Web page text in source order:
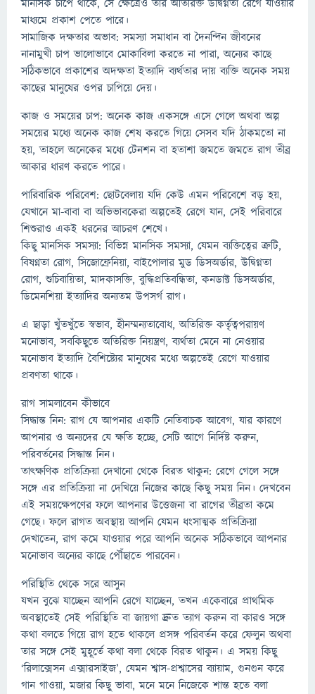
মানসিক চাপে থাকে, সে ক্ষেত্রেও তার অতিরিক্ত উদ্বিগ্নতা রেগে যাওয়ার
মাধ্যমে প্রকাশ পেতে পারে।
সামাজিক দক্ষতার অভাব: সমস্যা সমাধান বা দৈনন্দিন জীবনের
নানামুখী চাপ ভালোভাবে মোকাবিলা করতে না পারা, অন্যের কাছে
সঠিকভাবে প্রকাশের অদক্ষতা ইত্যাদি ব্যর্থতার দায় ব্যক্তি অনেক সময়
কাছের মানুষের ওপর চাপিয়ে দেয়।
কাজ ও সময়ের চাপ: অনেক কাজ একসঙ্গে এসে গেলে অথবা অল্প
সময়ের মধ্যে অনেক কাজ শেষ করতে গিয়ে সেসব যদি ঠাকমতো না
হয়, তাহলে অনেকের মধ্যে টেনশন বা হতাশা জমতে জমতে রাগ তীব্র
আকার ধারণ করতে পারে।
পারিবারিক পরিবেশ: ছোটবেলায় যদি কেউ এমন পরিবেশে বড় হয়,
যেখানে মা-বাবা বা অভিভাবকেরা অল্পতেই রেগে যান, সেই পরিবারে
শিশুরাও একই ধরনের আচরণ শেখে।
কিছু মানসিক সমস্যা: বিভিন্ন মানসিক সমস্যা, যেমন ব্যক্তিত্বের ত্রুটি,
বিষণ্নতা রোগ, সিজোফ্রেনিয়া, বাইপোলার মুড ডিসঅর্ডার, উদ্বিগ্নতা
রোগ, শুচিবায়িতা, মাদকাসক্তি, বুদ্ধিপ্রতিবন্ধিতা, কনডাক্ট ডিসঅর্ডার,
ডিমেনশিয়া ইত্যাদির অন্যতম উপসর্গ রাগ।
এ ছাড়া খুঁতখুঁতে স্বভাব, হীনম্মন্যতাবোধ, অতিরিক্ত কর্তৃত্বপরায়ণ
মনোভাব, সবকিছুতে অতিরিক্ত নিয়ন্ত্রণ, ব্যর্থতা মেনে না নেওয়ার
মনোভাব ইত্যাদি বৈশিষ্ট্যের মানুষের মধ্যে অল্পতেই রেগে যাওয়ার
প্রবণতা থাকে।
রাগ সামলাবেন কীভাবে
সিদ্ধান্ত নিন: রাগ যে আপনার একটি নেতিবাচক আবেগ, যার কারণে
আপনার ও অন্যদের যে ক্ষতি হচ্ছে, সেটি আগে নির্দিষ্ট করুন,
পরিবর্তনের সিদ্ধান্ত নিন।
তাত্ক্ষণিক প্রতিক্রিয়া দেখানো থেকে বিরত থাকুন: রেগে গেলে সঙ্গে
সঙ্গে এর প্রতিক্রিয়া না দেখিয়ে নিজের কাছে কিছু সময় নিন। দেখবেন
এই সময়ক্ষেপণের ফলে আপনার উত্তেজনা বা রাগের তীব্রতা কমে
গেছে। ফলে রাগত অবস্থায় আপনি যেমন ধংসাত্মক প্রতিক্রিয়া
দেখাতেন, রাগ কমে যাওয়ার পরে আপনি অনেক সঠিকভাবে আপনার
মনোভাব অন্যের কাছে পৌঁছাতে পারবেন।
পরিস্থিতি থেকে সরে আসুন
যখন বুঝে যাচ্ছেন আপনি রেগে যাচ্ছেন, তখন একেবারে প্রাথমিক
অবস্থাতেই সেই পরিস্থিতি বা জায়গা দ্রুত ত্যাগ করুন বা কারও সঙ্গে
কথা বলতে গিয়ে রাগ হতে থাকলে প্রসঙ্গ পরিবর্তন করে ফেলুন অথবা
তার সঙ্গে সেই মুহূর্তে কথা বলা থেকে বিরত থাকুন। এ সময় কিছু
‘রিলাক্সেসন এক্সারসাইজ’, যেমন শ্বাস-প্রশ্বাসের ব্যায়াম, গুনগুন করে
গান গাওয়া, মজার কিছু ভাবা, মনে মনে নিজেকে শান্ত হতে বলা